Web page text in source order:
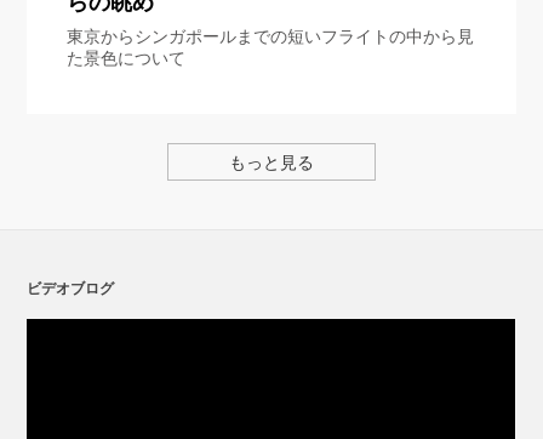
東京からシンガポールまでの短いフライトの中から見
た景色について
もっと見る
ビデオブログ